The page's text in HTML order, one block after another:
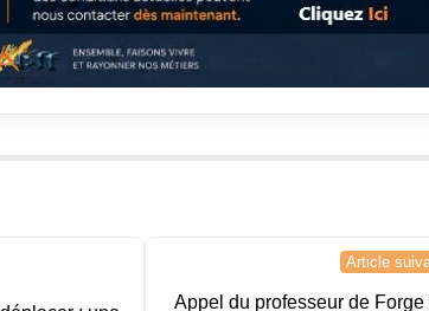
Article
Appel du professeur de Forge